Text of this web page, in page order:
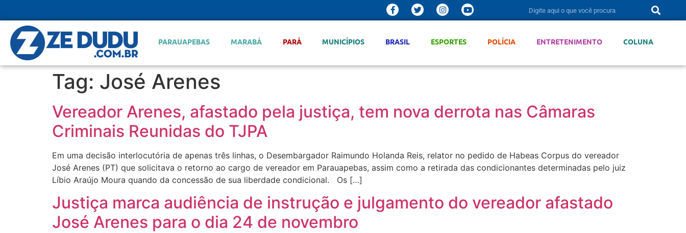
PARAUAPEBAS MARABÁ PARÁ MUNICÍPIOS BRASIL ESPORTES POLÍCIA ENTRETENIMENTO COLUNA
Tag: José Arenes
Vereador Arenes, afastado pela justiça, tem nova derrota nas Câmaras
Criminais Reunidas do TJPA
Em uma decisão interlocutória de apenas três linhas, o Desembargador Raimundo Holanda Reis, relator no pedido de Habeas Corpus do vereador
José Arenes (PT) que solicitava o retorno ao cargo de vereador em Parauapebas, assim como a retirada das condicionantes determinadas pelo juiz
Líbio Araújo Moura quando da concessão de sua liberdade condicional. Os […]
Justiça marca audiência de instrução e julgamento do vereador afastado
José Arenes para o dia 24 de novembro